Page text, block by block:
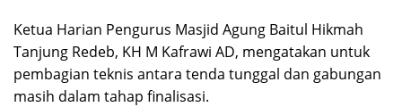
Ketua Harian Pengurus Masjid Agung Baitul Hikmah
Tanjung Redeb, KH M Kafrawi AD, mengatakan untuk
pembagian teknis antara tenda tunggal dan gabungan
masih dalam tahap finalisasi.